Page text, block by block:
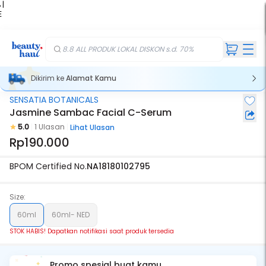
|
8.8 ALL PRODUK LOKAL DISKON s.d. 70%
Dikirim keAlamat Kamu
Stok Habis
SENSATIA BOTANICALS
Jasmine Sambac Facial C-Serum
5.0 1 Ulasan Lihat Ulasan
Rp190.000
BPOM Certified No.NA18180102795
Size:
60ml
60ml- NED
STOK HABIS! Dapatkan notifikasi saat produk tersedia